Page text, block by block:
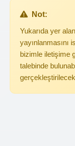
Not:
Yukarıda yer
yayınlanmasını
bizimle iletişime
talebinde